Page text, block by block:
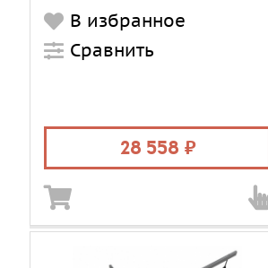
Установка
Форма
асимметричная
В избранное
Сравнить
28 558